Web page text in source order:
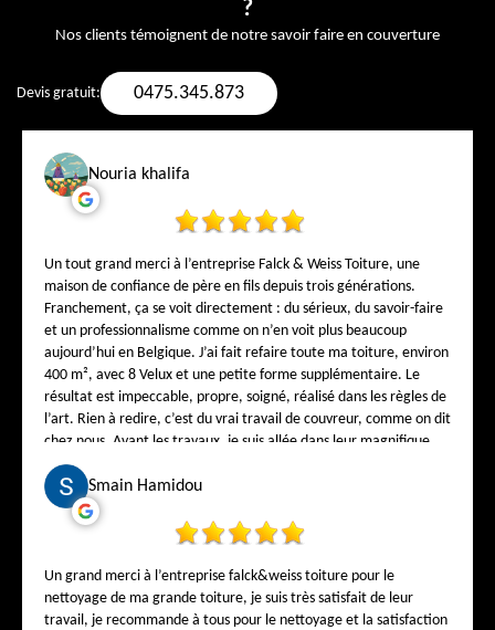
?
Nos clients témoignent de notre savoir faire en couverture
Devis gratuit: 0475.345.873
Nouria khalifa
Un tout grand merci à l’entreprise Falck & Weiss Toiture, une
maison de confiance de père en fils depuis trois générations.
Franchement, ça se voit directement : du sérieux, du savoir-faire
et un professionnalisme comme on n’en voit plus beaucoup
aujourd’hui en Belgique. J’ai fait refaire toute ma toiture, environ
400 m², avec 8 Velux et une petite forme supplémentaire. Le
résultat est impeccable, propre, soigné, réalisé dans les règles de
l’art. Rien à redire, c’est du vrai travail de couvreur, comme on dit
chez nous. Avant les travaux, je suis allée dans leur magnifique
showroom au 1, rue de la Bonté – 1000 Bruxelles pour choisir mes
tuiles. Et là, j’ai vraiment été impressionnée ! On est super bien
reçu, on vous explique tout calmement, on vous conseille comme
si vous étiez de la famille. On sent directement que Monsieur
correct, honnête, humain, et qui respecte ses clients. L’équipe est
gentille, propre, ponctuelle, travaille carré et avec le sourire.
Franchement, ça fait du bien de tomber sur une entreprise aussi
Smain Hamidou
Un grand merci à l’entreprise falck&weiss toiture pour le
nettoyage de ma grande toiture, je suis très satisfait de leur
travail, je recommande à tous pour le nettoyage et la satisfaction